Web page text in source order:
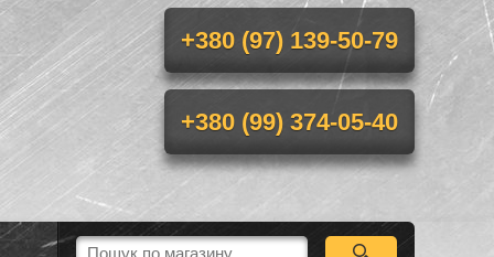
+380 (97) 139-50-79
+380 (99) 374-05-40